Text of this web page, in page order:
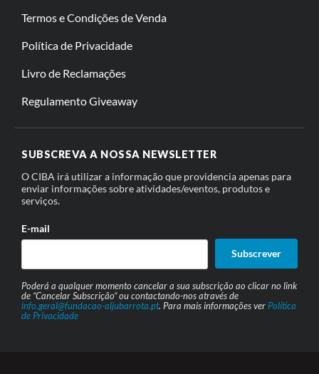
Termos e Condições de Venda
Política de Privacidade
Livro de Reclamações
Regulamento Giveaway
SUBSCREVA A NOSSA NEWSLETTER
O CIBA irá utilizar a informação que providencia apenas para
enviar informações sobre atividades/eventos, produtos e
serviços.
E-mail
Subscrever
Poderá a qualquer momento cancelar a sua subscrição ao clicar no link
de “Cancelar Subscrição” ou contactando-nos através de
info.geral@fundacao-aljubarrota.pt. Para mais informações ver Política
de Privacidade